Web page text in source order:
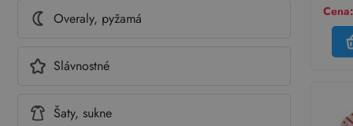
Overaly, pyžamá
Slávnostné
Šaty, sukne